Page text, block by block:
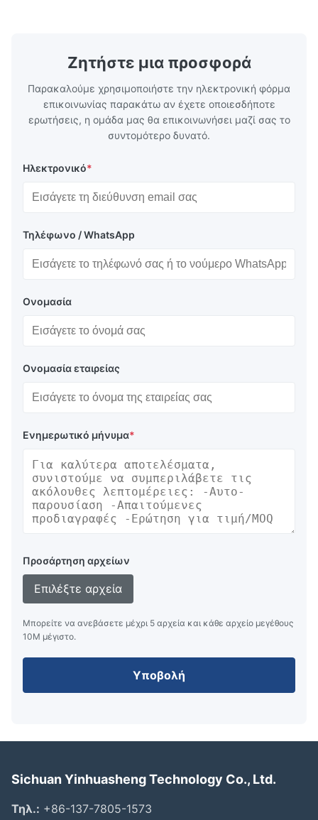
Ζητήστε μια προσφορά
Παρακαλούμε χρησιμοποιήστε την ηλεκτρονική φόρμα
επικοινωνίας παρακάτω αν έχετε οποιεσδήποτε
ερωτήσεις, η ομάδα μας θα επικοινωνήσει μαζί σας το
συντομότερο δυνατό.
Ηλεκτρονικό*
Τηλέφωνο / WhatsApp
Ονομασία
Ονομασία εταιρείας
Ενημερωτικό μήνυμα*
Προσάρτηση αρχείων
Επιλέξτε αρχεία
Μπορείτε να ανεβάσετε μέχρι 5 αρχεία και κάθε αρχείο μεγέθους
10M μέγιστο.
Υποβολή
Sichuan Yinhuasheng Technology Co., Ltd.
Τηλ.: +86-137-7805-1573